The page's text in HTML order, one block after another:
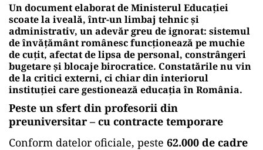
Un document elaborat de Ministerul Educației
scoate la iveală, într-un limbaj tehnic și
administrativ, un adevăr greu de ignorat: sistemul
de învățământ românesc funcționează pe muchie
de cuțit, afectat de lipsa de personal, constrângeri
bugetare și blocaje birocratice. Constatările nu vin
de la critici externi, ci chiar din interiorul
instituției care gestionează educația în România.
Peste un sfert din profesorii din
preuniversitar – cu contracte temporare
Conform datelor oficiale, peste 62.000 de cadre